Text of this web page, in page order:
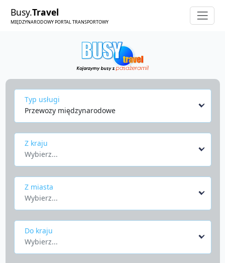
Busy.Travel
MIĘDZYNARODOWY PORTAL TRANSPORTOWY
Typ usługi
Przewozy międzynarodowe
Z kraju
Wybierz...
Z miasta
Wybierz...
Do kraju
Wybierz...